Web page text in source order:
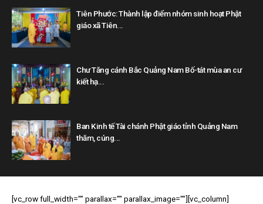
Tiên Phước: Thành lập điểm nhóm sinh hoạt Phật
giáo xã Tiên...
Chư Tăng cánh Bắc Quảng Nam Bố-tát mùa an cư
kiết hạ...
Ban Kinh tế Tài chánh Phật giáo tỉnh Quảng Nam
thăm, cúng...
[vc_row full_width="" parallax="" parallax_image=""][vc_column]